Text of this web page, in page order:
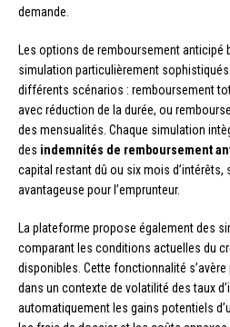
demande.
Les options de remboursement anticipé
simulation particulièrement
différents scénarios : remboursement
avec réduction de la durée, ou
des mensualités. Chaque simulation
des indemnités de remboursement
capital restant dû ou six mois d’intérêts,
avantageuse pour l’emprunteur.
La plateforme propose également des
comparant les conditions actuelles du
disponibles. Cette fonctionnalité
dans un contexte de volatilité des taux
automatiquement les gains potentiels